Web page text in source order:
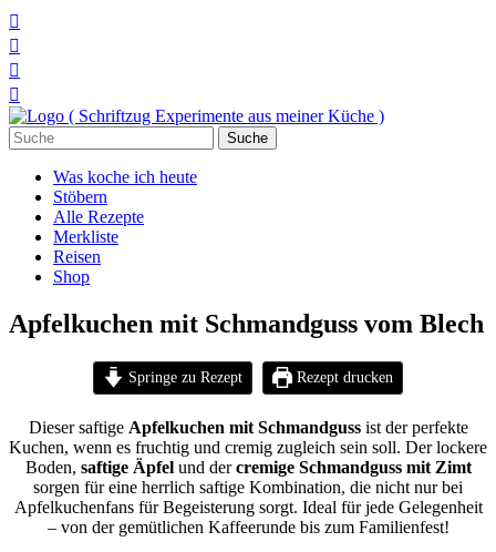




Suchen
nach:
Was koche ich heute
Stöbern
Alle Rezepte
Merkliste
Reisen
Shop
Apfelkuchen mit Schmandguss vom Blech
Springe zu Rezept Rezept drucken
Dieser saftige Apfelkuchen mit Schmandgussist der perfekte
Kuchen, wenn es fruchtig und cremig zugleich sein soll. Der lockere
Boden, saftige Äpfelund dercremige Schmandguss mit Zimt
sorgen für eine herrlich saftige Kombination, die nicht nur bei
Apfelkuchenfans für Begeisterung sorgt. Ideal für jede Gelegenheit
– von der gemütlichen Kaffeerunde bis zum Familienfest!